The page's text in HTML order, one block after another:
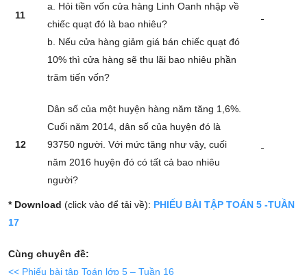
11
a. Hỏi tiền vốn cửa hàng Linh Oanh nhập về
chiếc quạt đó là bao nhiêu?
b. Nếu cửa hàng giảm giá bán chiếc quạt đó
10% thì cửa hàng sẽ thu lãi bao nhiêu phần
trăm tiến vốn?
12
Dân số của một huyện hàng năm tăng 1,6%.
Cuối năm 2014, dân số của huyện đó là
93750 người. Với mức tăng như vậy, cuối
năm 2016 huyện đó có tất cả bao nhiêu
người?
* Download (click vào để tải về): PHIẾU BÀI TẬP TOÁN 5 -TUẦN
17
Cùng chuyên đề:
<< Phiếu bài tập Toán lớp 5 – Tuần 16